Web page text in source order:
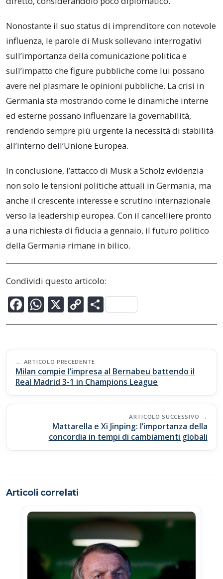
Nonostante il suo status di imprenditore con notevole
influenza, le parole di Musk sollevano interrogativi
sull’importanza della comunicazione politica e
sull’impatto che figure pubbliche come lui possano
avere nel plasmare le opinioni pubbliche. La crisi in
Germania sta mostrando come le dinamiche interne
ed esterne possano influenzare la governabilità,
rendendo sempre più urgente la necessità di stabilità
all’interno dell’Unione Europea.
In conclusione, l’attacco di Musk a Scholz evidenzia
non solo le tensioni politiche attuali in Germania, ma
anche il crescente interesse e scrutino internazionale
verso la leadership europea. Con il cancelliere pronto
a una richiesta di fiducia a gennaio, il futuro politico
della Germania rimane in bilico.
Condividi questo articolo:
F
ac
b
o
o
k
W
h
s
A
p
p
X C
o
y
Li
n
k
C
o
di
vi
di
Post
navigation
ARTICOLO PRECEDENTE
Milan compie l’impresa al Bernabeu battendo il
Real Madrid 3-1 in Champions League
ARTICOLO SUCCESSIVO
Mattarella e Xi Jinping: l’importanza della
concordia in tempi di cambiamenti globali
Articoli correlati